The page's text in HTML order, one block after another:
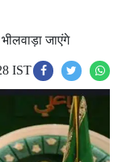
जाएंगे
IST